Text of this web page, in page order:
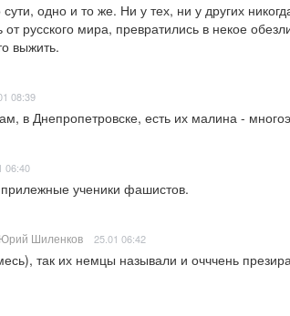
одно и то же. Ни у тех, ни у других
русского мира, превратились в некое
выжить.
08:39
в Днепропетровске, есть их малина -
06:40
ученики фашистов.
Юрий Шиленков 25.01 06:42
так их немцы называли и очччень